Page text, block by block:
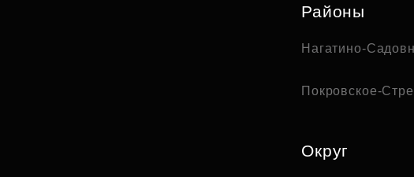
Районы
Нагатино-
Покровское-
Округ